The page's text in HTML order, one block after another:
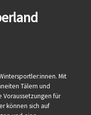
Mit
Tälern und
für
können sich auf